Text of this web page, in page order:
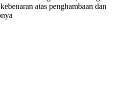
atas penghambaan dan